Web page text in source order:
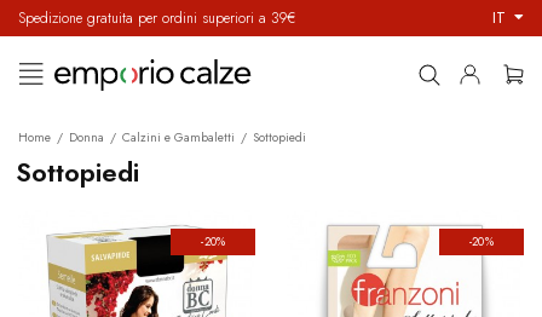
Spedizione gratuita per ordini superiori a 39€ IT
navigazione
Toggle
☰
Home Donna Calzini e Gambaletti Sottopiedi
Sottopiedi
-20% -20%